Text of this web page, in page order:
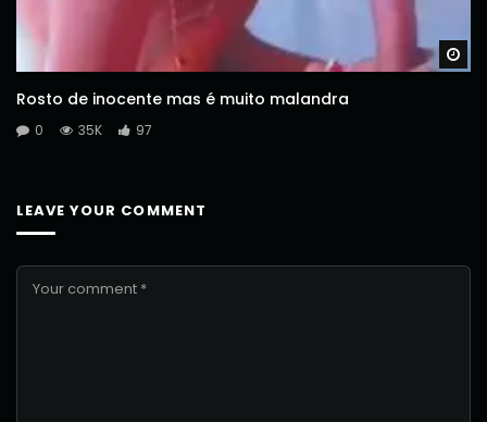
Rosto de inocente mas é muito malandra
0 35K 97
LEAVE YOUR COMMENT